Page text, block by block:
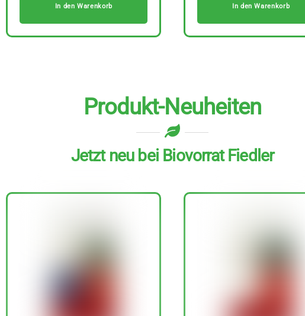
In den Warenkorb In den Warenkorb
Produkt-Neuheiten
Jetzt neu bei Biovorrat Fiedler